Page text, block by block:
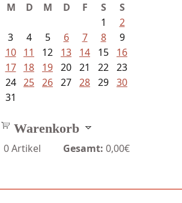
Dichtungen...
M D M D F S
S
1
2
3
4 5 6 7 8
9
10
11 12 13 14 15
16
17
18 19 20 21 22 23
24 25 26 27 28 29 30
31
Warenkorb
0Artikel Gesamt: 0,00€